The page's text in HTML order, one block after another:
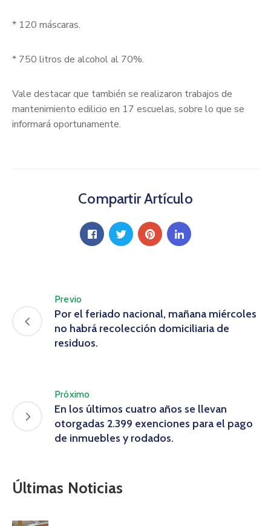
* 120 máscaras.
* 750 litros de alcohol al 70%.
Vale destacar que también se realizaron trabajos de
mantenimiento edilicio en 17 escuelas, sobre lo que se
informará oportunamente.
Compartir Artículo
Previo
Por el feriado nacional, mañana miércoles
no habrá recolección domiciliaria de
residuos.
Próximo
En los últimos cuatro años se llevan
otorgadas 2.399 exenciones para el pago
de inmuebles y rodados.
Últimas Noticias